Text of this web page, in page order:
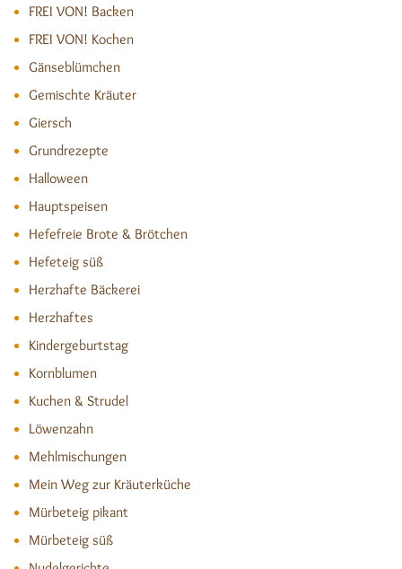
FREI VON! Backen
FREI VON! Kochen
Gänseblümchen
Gemischte Kräuter
Giersch
Grundrezepte
Halloween
Hauptspeisen
Hefefreie Brote & Brötchen
Hefeteig süß
Herzhafte Bäckerei
Herzhaftes
Kindergeburtstag
Kornblumen
Kuchen & Strudel
Löwenzahn
Mehlmischungen
Mein Weg zur Kräuterküche
Mürbeteig pikant
Mürbeteig süß